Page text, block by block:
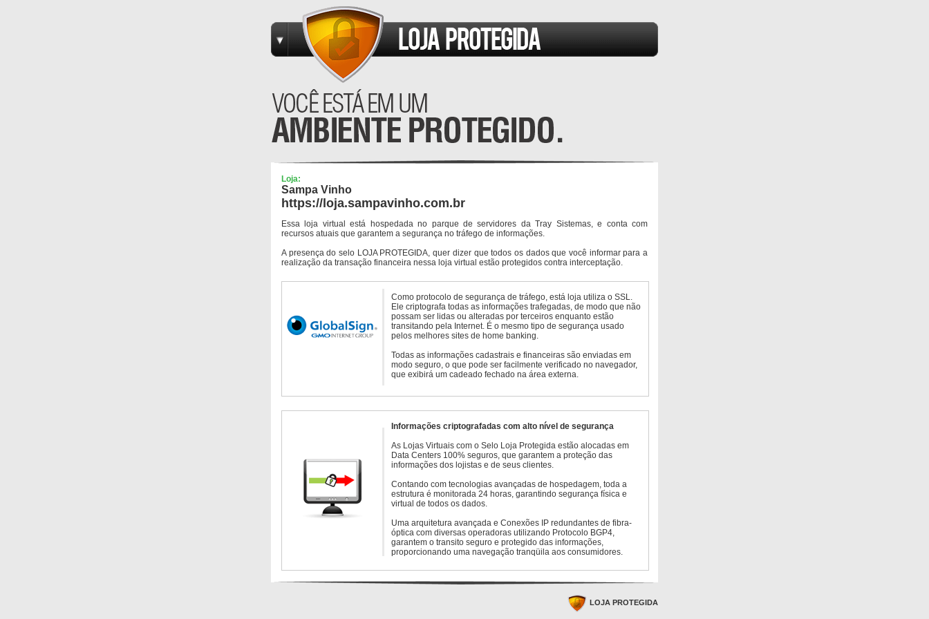
Loja:
Sampa Vinho
https://loja.sampavinho.com.br
Essa loja virtual está hospedada no parque de servidores da Tray Sistemas, e conta com
recursos atuais que garantem a segurança no tráfego de informações.
A presença do selo LOJA PROTEGIDA, quer dizer que todos os dados que você informar para a
realização da transação financeira nessa loja virtual estão protegidos contra interceptação.
Como protocolo de segurança de tráfego, está loja utiliza o SSL.
Ele criptografa todas as informações trafegadas, de modo que não
possam ser lidas ou alteradas por terceiros enquanto estão
transitando pela Internet. É o mesmo tipo de segurança usado
pelos melhores sites de home banking.
Todas as informações cadastrais e financeiras são enviadas em
modo seguro, o que pode ser facilmente verificado no navegador,
que exibirá um cadeado fechado na área externa.
Informações criptografadas com alto nível de segurança
As Lojas Virtuais com o Selo Loja Protegida estão alocadas em
Data Centers 100% seguros, que garantem a proteção das
informações dos lojistas e de seus clientes.
Contando com tecnologias avançadas de hospedagem, toda a
estrutura é monitorada 24 horas, garantindo segurança física e
virtual de todos os dados.
Uma arquitetura avançada e Conexões IP redundantes de fibra-
óptica com diversas operadoras utilizando Protocolo BGP4,
garantem o transito seguro e protegido das informações,
proporcionando uma navegação tranqüila aos consumidores.
LOJA PROTEGIDA